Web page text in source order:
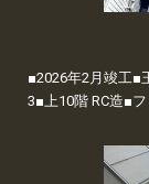
■2026年2月竣工■
3■上10階 RC造■